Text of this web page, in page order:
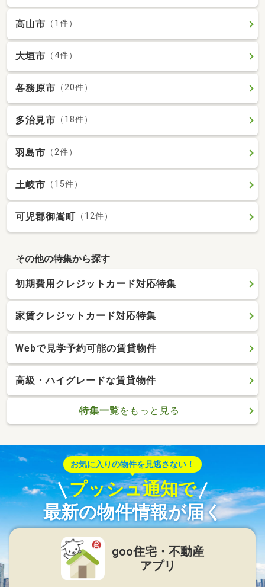
高山市 （1件）
大垣市 （4件）
各務原市 （20件）
多治見市 （18件）
羽島市 （2件）
土岐市 （15件）
可児郡御嵩町 （12件）
その他の特集から探す
初期費用クレジットカード対応特集
家賃クレジットカード対応特集
Webで見学予約可能の賃貸物件
高級・ハイグレードな賃貸物件
特集一覧をもっと見る
お気に入りの物件を見逃さない！
プッシュ通知で
最新の物件情報が届く
goo住宅・不動産
アプリ